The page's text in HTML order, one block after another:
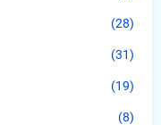
(28)
(31)
(19)
(8)